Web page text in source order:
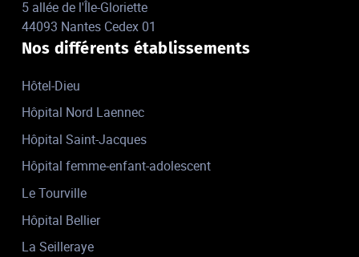
5 allée de l'Île-Gloriette
44093 Nantes Cedex 01
Nos différents établissements
Hôtel-Dieu
Hôpital Nord Laennec
Hôpital Saint-Jacques
Hôpital femme-enfant-adolescent
Le Tourville
Hôpital Bellier
La Seilleraye